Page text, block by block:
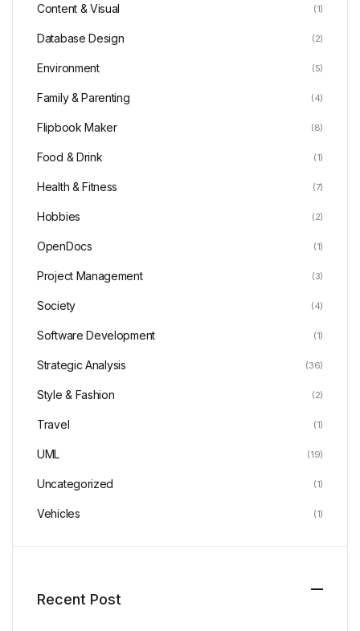
Content & Visual (1)
Database Design (2)
Environment (5)
Family & Parenting (4)
Flipbook Maker (8)
Food & Drink (1)
Health & Fitness (7)
Hobbies (2)
OpenDocs (1)
Project Management (3)
Society (4)
Software Development (1)
Strategic Analysis (36)
Style & Fashion (2)
Travel (1)
UML (19)
Uncategorized (1)
Vehicles (1)
Recent Post